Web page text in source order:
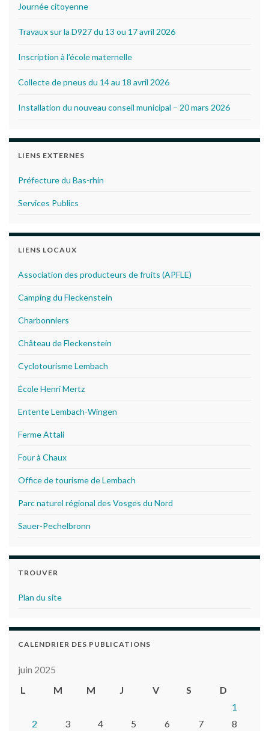
Journée citoyenne
Travaux sur la D927 du 13 ou 17 avril 2026
Inscription à l’école maternelle
Collecte de pneus du 14 au 18 avril 2026
Installation du nouveau conseil municipal – 20 mars 2026
LIENS EXTERNES
Préfecture du Bas-rhin
Services Publics
LIENS LOCAUX
Association des producteurs de fruits (APFLE)
Camping du Fleckenstein
Charbonniers
Château de Fleckenstein
Cyclotourisme Lembach
École Henri Mertz
Entente Lembach-Wingen
Ferme Attali
Four à Chaux
Office de tourisme de Lembach
Parc naturel régional des Vosges du Nord
Sauer-Pechelbronn
TROUVER
Plan du site
CALENDRIER DES PUBLICATIONS
juin 2025
L
M M J V S
D
1
2
3 4 5 6 7 8